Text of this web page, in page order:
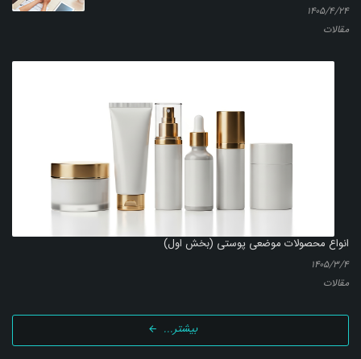
۱۴۰۵/۴/۲۴
مقالات
انواع محصولات موضعی پوستی (بخش اول)
۱۴۰۵/۳/۴
مقالات
بیشتر...